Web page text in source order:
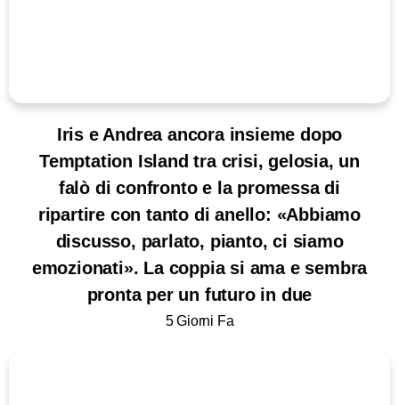
Iris e Andrea ancora insieme dopo
Temptation Island tra crisi, gelosia, un
falò di confronto e la promessa di
ripartire con tanto di anello: «Abbiamo
discusso, parlato, pianto, ci siamo
emozionati». La coppia si ama e sembra
pronta per un futuro in due
5 Giorni Fa